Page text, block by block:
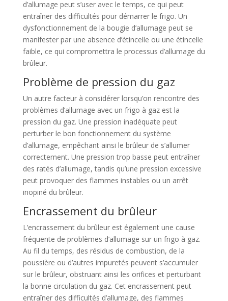
d’allumage peut s’user avec le temps, ce qui peut
entraîner des difficultés pour démarrer le frigo. Un
dysfonctionnement de la bougie d’allumage peut se
manifester par une absence d’étincelle ou une étincelle
faible, ce qui compromettra le processus d’allumage du
brûleur.
Problème de pression du gaz
Un autre facteur à considérer lorsqu’on rencontre des
problèmes d’allumage avec un frigo à gaz est la
pression du gaz. Une pression inadéquate peut
perturber le bon fonctionnement du système
d’allumage, empêchant ainsi le brûleur de s’allumer
correctement. Une pression trop basse peut entraîner
des ratés d’allumage, tandis qu’une pression excessive
peut provoquer des flammes instables ou un arrêt
inopiné du brûleur.
Encrassement du brûleur
L’encrassement du brûleur est également une cause
fréquente de problèmes d’allumage sur un frigo à gaz.
Au fil du temps, des résidus de combustion, de la
poussière ou d’autres impuretés peuvent s’accumuler
sur le brûleur, obstruant ainsi les orifices et perturbant
la bonne circulation du gaz. Cet encrassement peut
entraîner des difficultés d’allumage, des flammes